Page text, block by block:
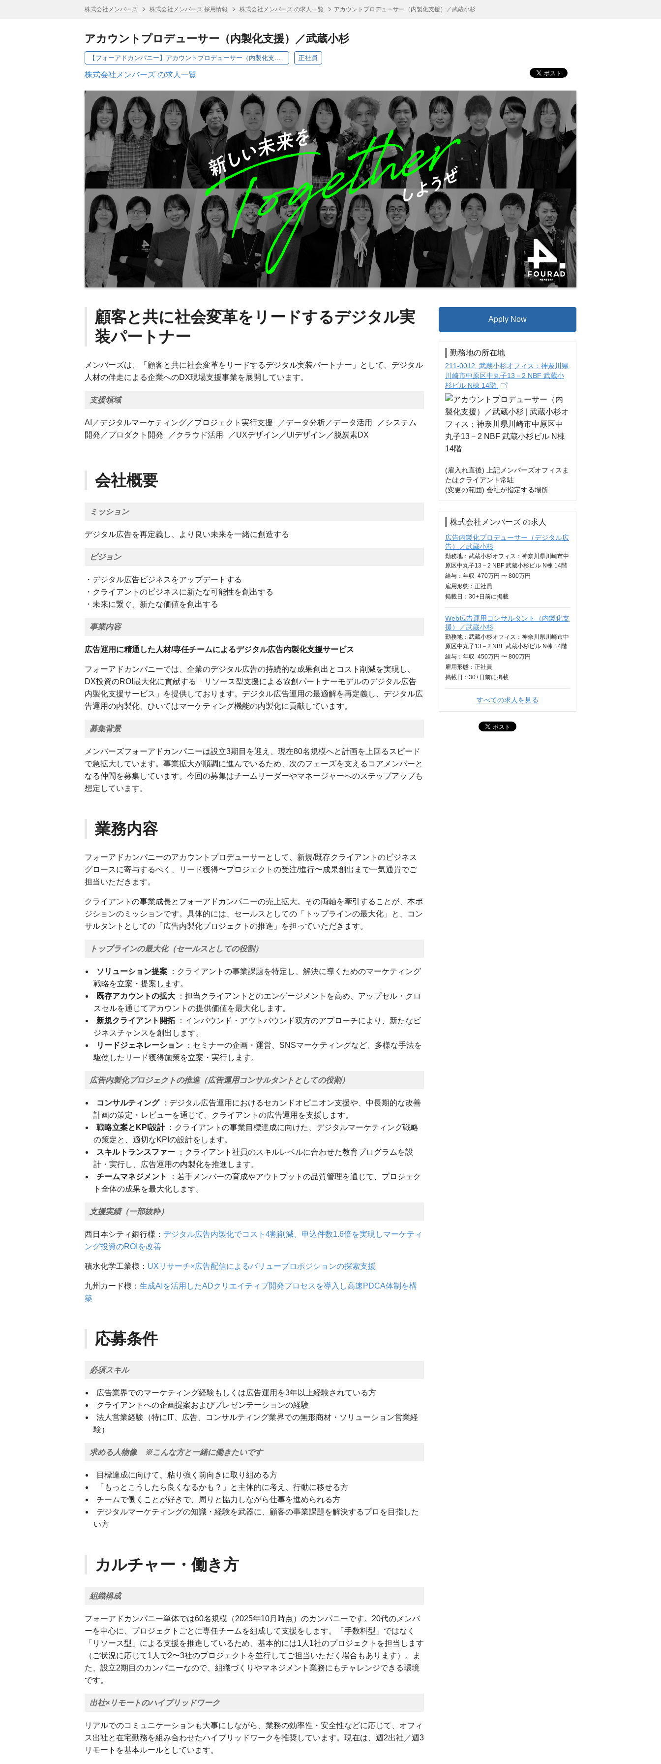
株式会社メンバーズ 株式会社メンバーズ 採用情報 株式会社メンバーズ の求人一覧 アカウントプロデューサー（内製化支援）／武蔵小杉
アカウントプロデューサー（内製化支援）／武蔵小杉
【フォーアドカンパニー】アカウントプロデューサー（内製化支援） 正社員
株式会社メンバーズ の求人一覧
顧客と共に社会変革をリードするデジタル実
装パートナー
メンバーズは、「顧客と共に社会変革をリードするデジタル実装パートナー」として、デジタル
人材の伴走による企業へのDX現場支援事業を展開しています。
支援領域
AI／デジタルマーケティング／プロジェクト実行支援 ／データ分析／データ活用 ／システム
開発／プロダクト開発 ／クラウド活用 ／UXデザイン／UIデザイン／脱炭素DX
会社概要
ミッション
デジタル広告を再定義し、より良い未来を一緒に創造する
ビジョン
・デジタル広告ビジネスをアップデートする
・クライアントのビジネスに新たな可能性を創出する
・未来に繋ぐ、新たな価値を創出する
事業内容
広告運用に精通した人材/専任チームによるデジタル広告内製化⽀援サービス
フォーアドカンパニーでは、企業のデジタル広告の持続的な成果創出とコスト削減を実現し、
DX投資のROI最大化に貢献する「リソース型支援による協創パートナーモデルのデジタル広告
内製化支援サービス」を提供しております。デジタル広告運用の最適解を再定義し、デジタル広
告運用の内製化、ひいてはマーケティング機能の内製化に貢献しています。
募集背景
メンバーズフォーアドカンパニーは設立3期目を迎え、現在80名規模へと計画を上回るスピード
で急拡大しています。事業拡大が順調に進んでいるため、次のフェーズを支えるコアメンバーと
なる仲間を募集しています。今回の募集はチームリーダーやマネージャーへのステップアップも
想定しています。
業務内容
フォーアドカンパニーのアカウントプロデューサーとして、新規/既存クライアントのビジネス
グロースに寄与するべく、リード獲得〜プロジェクトの受注/進行〜成果創出まで一気通貫でご
担当いただきます。
クライアントの事業成長とフォーアドカンパニーの売上拡大。その両軸を牽引することが、本ポ
ジションのミッションです。具体的には、セールスとしての「トップラインの最大化」と、コン
サルタントとしての「広告内製化プロジェクトの推進」を担っていただきます。
トップラインの最大化（セールスとしての役割）
ソリューション提案 ：クライアントの事業課題を特定し、解決に導くためのマーケティング
戦略を立案・提案します。
既存アカウントの拡大 ：担当クライアントとのエンゲージメントを高め、アップセル・クロ
スセルを通じてアカウントの提供価値を最大化します。
新規クライアント開拓 ：インバウンド・アウトバウンド双方のアプローチにより、新たなビ
ジネスチャンスを創出します。
リードジェネレーション ：セミナーの企画・運営、SNSマーケティングなど、多様な手法を
駆使したリード獲得施策を立案・実行します。
広告内製化プロジェクトの推進（広告運用コンサルタントとしての役割）
コンサルティング：デジタル広告運用におけるセカンドオピニオン支援や、中長期的な改善
計画の策定・レビューを通じて、クライアントの広告運用を支援します。
戦略立案とKPI設計：クライアントの事業目標達成に向けた、デジタルマーケティング戦略
の策定と、適切なKPIの設計をします。
スキルトランスファー ：クライアント社員のスキルレベルに合わせた教育プログラムを設
計・実行し、広告運用の内製化を推進します。
チームマネジメント
：若手メンバーの育成やアウトプットの品質管理を通じて、プロジェク
ト全体の成果を最大化します。
支援実績（一部抜粋）
西日本シティ銀行様： デジタル広告内製化でコスト4割削減、申込件数1.6倍を実現しマーケティ
ング投資のROIを改善
積水化学工業様： UXリサーチ×広告配信によるバリュープロポジションの探索支援
九州カード様： 生成AIを活用したADクリエイティブ開発プロセスを導入し高速PDCA体制を構
築
応募条件
必須スキル
広告業界でのマーケティング経験もしくは広告運用を3年以上経験されている方
クライアントへの企画提案およびプレゼンテーションの経験
法人営業経験（特にIT、広告、コンサルティング業界での無形商材・ソリューション営業経
験）
求める人物像 ※こんな方と一緒に働きたいです
目標達成に向けて、粘り強く前向きに取り組める方
「もっとこうしたら良くなるかも？」と主体的に考え、行動に移せる方
チームで働くことが好きで、周りと協力しながら仕事を進められる方
デジタルマーケティングの知識・経験を武器に、顧客の事業課題を解決するプロを目指した
い方
カルチャー・働き方
組織構成
フォーアドカンパニー単体では60名規模（2025年10月時点）のカンパニーです。20代のメンバ
ーを中心に、プロジェクトごとに専任チームを組成して支援をします。「手数料型」ではなく
「リソース型」による支援を推進しているため、基本的には1人1社のプロジェクトを担当します
（ご状況に応じて1人で2〜3社のプロジェクトを並行してご担当いただく場合もあります）。ま
た、設立2期目のカンパニーなので、組織づくりやマネジメント業務にもチャレンジできる環境
です。
出社×リモートのハイブリッドワーク
リアルでのコミュニケーションも大事にしながら、業務の効率性・安全性などに応じて、オフィ
ス出社と在宅勤務を組み合わせたハイブリッドワークを推奨しています。現在は、週2出社／週3
リモートを基本ルールとしています。
Apply Now
勤務地の所在地
211-0012 武蔵小杉オフィス：神奈川県
川崎市中原区中丸子13－2 NBF 武蔵小
杉ビル N棟 14階
(雇入れ直後) 上記メンバーズオフィスま
たはクライアント常駐
(変更の範囲) 会社が指定する場所
株式会社メンバーズ の求人
広告内製化プロデューサー（デジタル広
告）／武蔵小杉
勤務地：武蔵小杉オフィス：神奈川県川崎市中
原区中丸子13－2 NBF 武蔵小杉ビル N棟 14階
給与： 年収 470万円 〜 800万円
雇用形態：正社員
掲載日： 30+日 前に掲載
Web広告運用コンサルタント（内製化支
援）／武蔵小杉
勤務地：武蔵小杉オフィス：神奈川県川崎市中
原区中丸子13－2 NBF 武蔵小杉ビル N棟 14階
給与： 年収 450万円 〜 800万円
雇用形態：正社員
掲載日： 30+日 前に掲載
すべての求人を見る